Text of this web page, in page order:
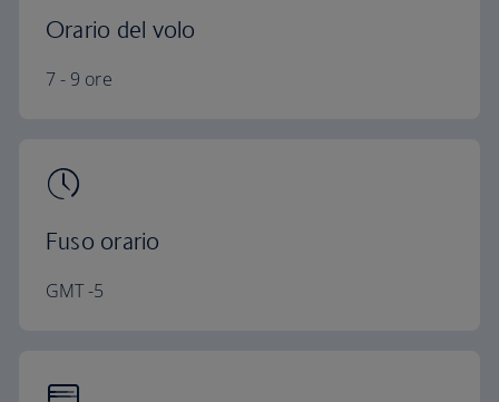
Orario del volo
7 - 9 ore
Fuso orario
GMT -5